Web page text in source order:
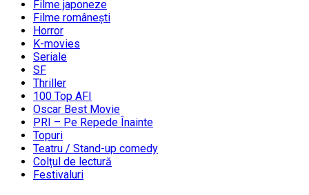
Filme japoneze
Filme românești
Horror
K-movies
Seriale
SF
Thriller
100 Top AFI
Oscar Best Movie
PRI – Pe Repede Înainte
Topuri
Teatru / Stand-up comedy
Colțul de lectură
Festivaluri